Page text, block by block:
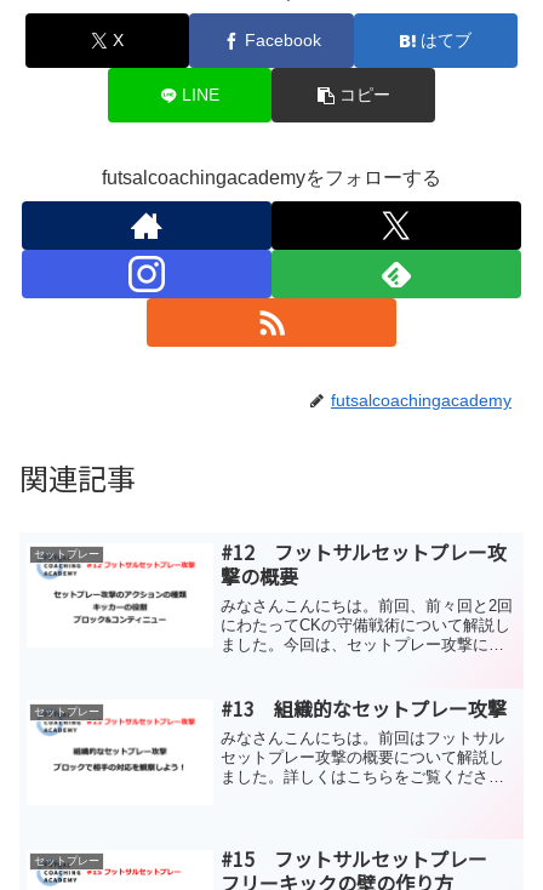
X Facebook はてブ
LINE コピー
futsalcoachingacademyをフォローする
futsalcoachingacademy
関連記事
セットプレー
#12 フットサルセットプレー攻
撃の概要
みなさんこんにちは。前回、前々回と2回
にわたってCKの守備戦術について解説し
ました。今回は、セットプレー攻撃につ
いて説明しますので、ぜひご覧くださ
い！セットプレー攻撃の...
セットプレー #13 組織的なセットプレー攻撃
みなさんこんにちは。前回はフットサル
セットプレー攻撃の概要について解説し
ました。詳しくはこちらをご覧くださ
を採用することをオスス...
セットプレー
#15 フットサルセットプレー
フリーキックの壁の作り方